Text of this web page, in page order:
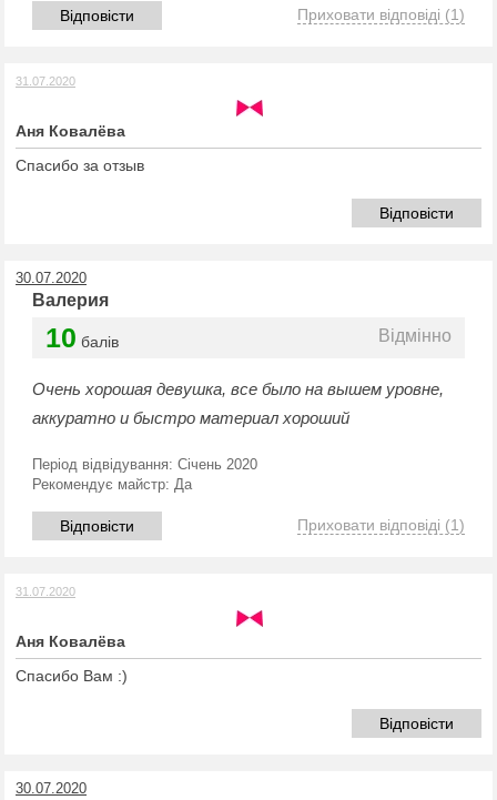
Відповісти Приховати відповіді (1)
31.07.2020
Аня Ковалёва
Спасибо за отзыв
Відповісти
30.07.2020
Валерия
10 балів Відмінно
Очень хорошая девушка, все было на вышем уровне,
аккуратно и быстро материал хороший
Період відвідування: Січень 2020
Рекомендує майстр: Да
Відповісти Приховати відповіді (1)
31.07.2020
Аня Ковалёва
Спасибо Вам :)
Відповісти
30.07.2020